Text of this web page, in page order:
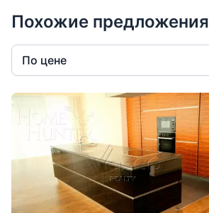
Похожие предложения
По цене